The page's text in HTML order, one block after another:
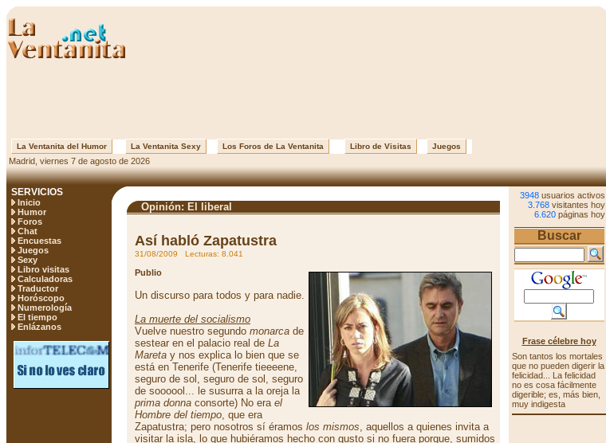
La Ventanita del Humor La Ventanita Sexy Los Foros de La Ventanita Libro de Visitas Juegos
Madrid, viernes 7 de agosto de 2026
SERVICIOS
Inicio
Humor
Foros
Chat
Encuestas
Juegos
Sexy
Libro visitas
Calculadoras
Traductor
Horóscopo
Numerología
El tiempo
Enlázanos
Opinión: El liberal
Así habló Zapatustra
31/08/2009 Lecturas: 8.041
Publio
Un discurso para todos y para nadie.
La muerte del socialismo
Vuelve nuestro segundo monarca de
sestear en el palacio real de La
Mareta y nos explica lo bien que se
está en Tenerife (Tenerife tieeeene,
seguro de sol, seguro de sol, seguro
de soooool... le susurra a la oreja la
prima donna consorte) No era el
Hombre del tiempo, que era
Zapatustra; pero nosotros sí éramos los mismos, aquellos a quienes invita a
visitar la isla, lo que hubiéramos hecho con gusto si no fuera porque, sumidos
3948 usuarios activos
3.768 visitantes hoy
6.620 páginas hoy
Buscar
Frase célebre hoy
Son tantos los mortales
que no pueden digerir la
felicidad... La felicidad
no es cosa fácilmente
digerible; es, más bien,
muy indigesta